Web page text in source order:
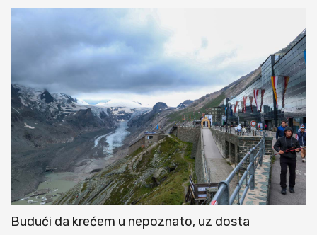
Budući da krećem u nepoznato, uz dosta